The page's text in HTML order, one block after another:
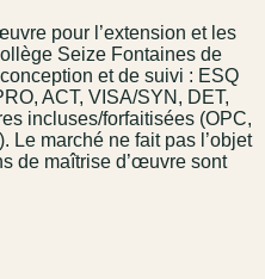
pour l’extension et les
Seize Fontaines de
et de suivi : ESQ
ACT, VISA/SYN, DET,
incluses/forfaitisées (OPC,
Le marché ne fait pas l’objet
de maîtrise d’œuvre sont